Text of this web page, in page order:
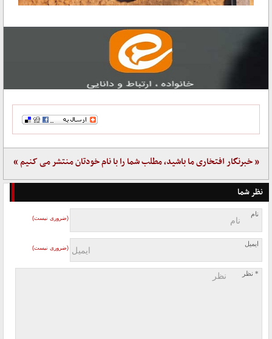
« خبرنگار افتخاری ما باشید، مطلب شما را با نام خودتان منتشر می کنیم »
نظر شما
نام
(ضروری نیست)
ایمیل
(ضروری نیست)
* نظر